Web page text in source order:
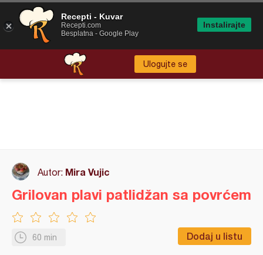
Ulogujte se
Autor: Mira Vujic
60 min Dodaj u listu
Grilovan plavi patlidžan sa povrćem
Recepti - Kuvar
Recepti.com
Besplatna - Google Play
Instalirajte